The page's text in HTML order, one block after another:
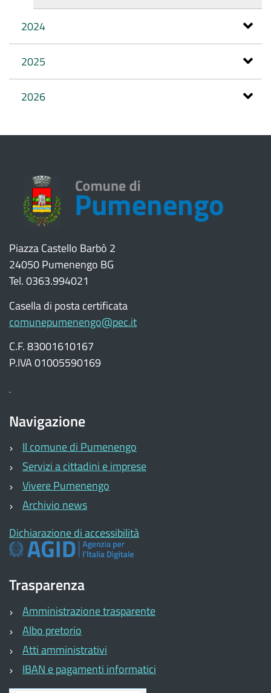
2024
2025
2026
Piazza Castello Barbò 2
24050 Pumenengo BG
Tel. 0363.994021
Casella di posta certificata
comunepumenengo@pec.it
C.F. 83001610167
P.IVA 01005590169
Navigazione
Il comune di Pumenengo
Servizi a cittadini e imprese
Vivere Pumenengo
Archivio news
Dichiarazione di accessibilità
Trasparenza
Amministrazione trasparente
Albo pretorio
Atti amministrativi
IBAN e pagamenti informatici